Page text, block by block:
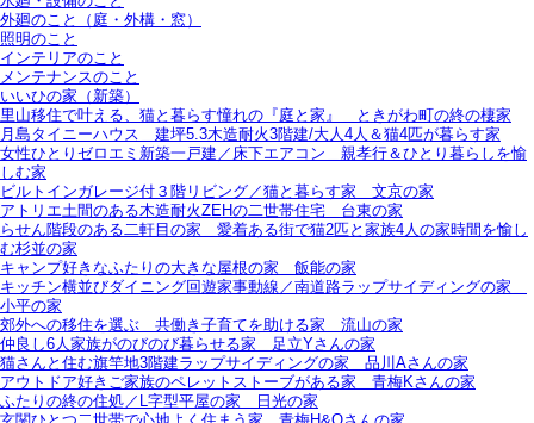
外廻のこと（庭・外構・窓）
照明のこと
インテリアのこと
メンテナンスのこと
いいひの家（新築）
里山移住で叶える、猫と暮らす憧れの『庭と家』＿ときがわ町の終の棲家
月島タイニーハウス＿建坪5.3木造耐火3階建/大人4人＆猫4匹が暮らす家
女性ひとりゼロエミ新築一戸建／床下エアコン＿親孝行＆ひとり暮らしを愉
しむ家
ビルトインガレージ付３階リビング／猫と暮らす家＿文京の家
アトリエ土間のある木造耐火ZEHの二世帯住宅＿台東の家
らせん階段のある二軒目の家＿愛着ある街で猫2匹と家族4人の家時間を愉し
む杉並の家
キャンプ好きなふたりの大きな屋根の家＿飯能の家
キッチン横並びダイニング回遊家事動線／南道路ラップサイディングの家＿
小平の家
郊外への移住を選ぶ＿共働き子育てを助ける家＿流山の家
仲良し6人家族がのびのび暮らせる家＿足立Yさんの家
猫さんと住む旗竿地3階建ラップサイディングの家＿品川Aさんの家
アウトドア好きご家族のペレットストーブがある家＿青梅Kさんの家
ふたりの終の住処／L字型平屋の家＿日光の家